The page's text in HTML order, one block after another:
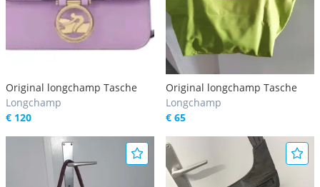
Original longchamp Tasche
Longchamp
€ 120
Original longchamp Tasche
Longchamp
€ 65